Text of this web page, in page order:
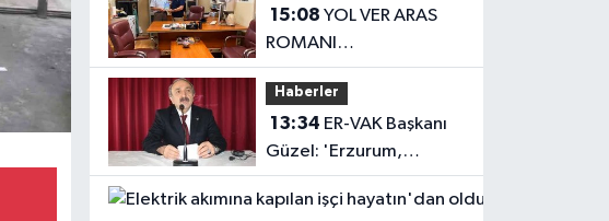
15:08
ROMANI
OKUYUCUSUYLA
BULUŞTU
Haberler
13:34
Güzel: 'Erzurum,
savunma sanayii
ekosistemine daha